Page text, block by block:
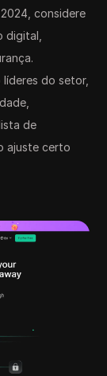
considere
digital,
do setor,
de
ajuste certo